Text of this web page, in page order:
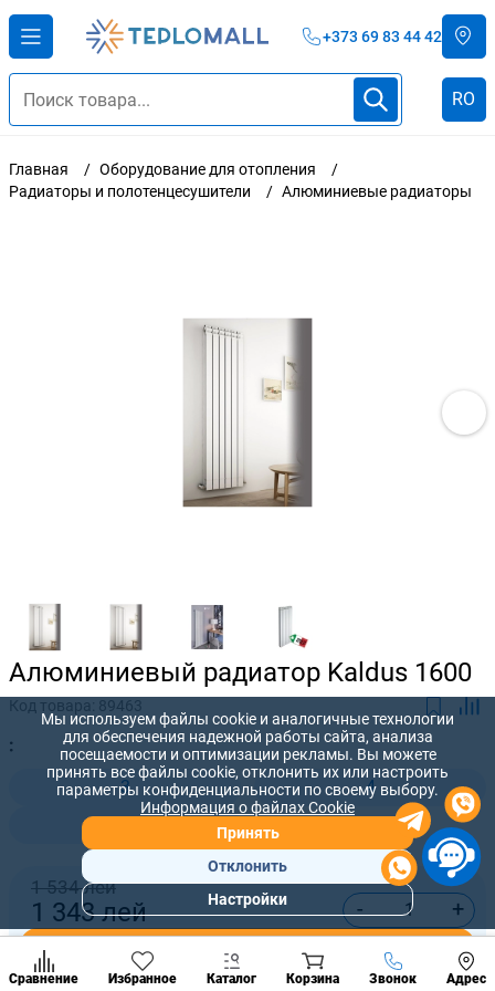
+373 69 83 44 42
RO
Главная
Оборудование для отопления
Радиаторы и полотенцесушители
Алюминиевые радиаторы
Алюминиевый радиатор Kaldus 1600
Код товара: 89463
:
3
4
1 534 лей
1 343лей - +
Купить сейчас
Сравнение Избранное Каталог Корзина Звонок Адрес
Позвонить
разделы
Мы используем файлы cookie и аналогичные технологии
для обеспечения надежной работы сайта, анализа
посещаемости и оптимизации рекламы. Вы можете
принять все файлы cookie, отклонить их или настроить
параметры конфиденциальности по своему выбору.
Информация о файлах Cookie
Принять
Отклонить
Настройки